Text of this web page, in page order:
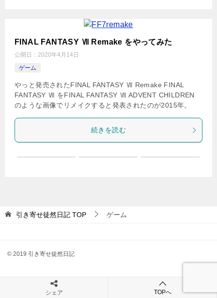
FINAL FANTASY Ⅶ Remake をやってみた
公開日： 2020年4月14日
ゲーム
やっと発売されたFINAL FANTASY Ⅶ Remake FINAL
FANTASY Ⅶ をFINAL FANTASY Ⅶ ADVENT CHILDREN
のような画像でリメイクすると発表されたのが2015年。
続きを読む
引き寄せ徒然日記 TOP ゲーム
© 2019 引き寄せ徒然日記
シェア TOPへ